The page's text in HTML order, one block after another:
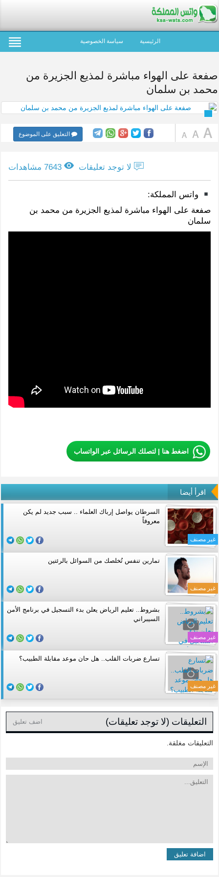
الرئيسية سياسة الخصوصية
صفعة على الهواء مباشرة لمذيع الجزيرة من
محمد بن سلمان
التعليق على الموضوع
لا توجد تعليقات 7643 مشاهدات
واتس المملكة:
صفعة على الهواء مباشرة لمذيع الجزيرة من محمد بن
سلمان
اضغط هنا | لتصلك الرسائل عبر الواتساب
اقرأ أيضا
غير مصنف
السرطان يواصل إرباك العلماء .. سبب جديد لم يكن
معروفاً
غير مصنف
تمارين تنفس تُخلصك من السوائل بالرئتين
غير مصنف
بشروط.. تعليم الرياض يعلن بدء التسجيل في برنامج الأمن
السيبراني
غير مصنف
تسارع ضربات القلب.. هل حان موعد مقابلة الطبيب؟
التعليقات (لا توجد تعليقات) اضف تعليق
التعليقات مغلقة.